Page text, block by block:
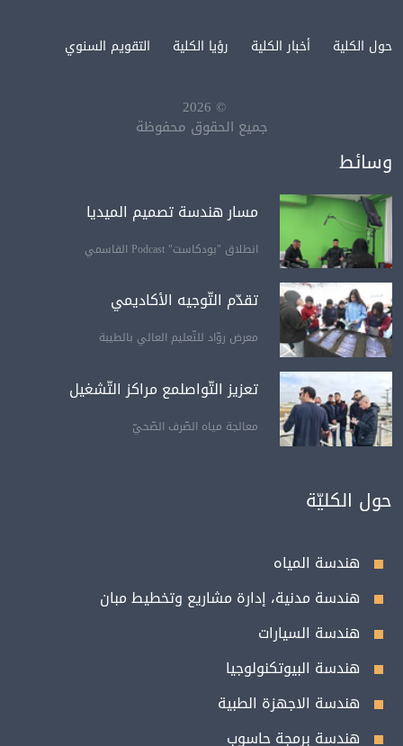
حول الكلية أخبار الكلية رؤيا الكلية التقويم السنوي
©
2026
جميع الحقوق محفوظة
وسائط
مسار هندسة تصميم الميديا
انطلاق "بودكاست" Podcast القاسمي
تقدّم التّوجيه الأكاديمي
معرض روّاد للتّعليم العالي بالطيبة
تعزيز التّواصلمع مراكز التّشغيل
معالجة مياه الصّرف الصّحيّ
حول الكليّة
هندسة المياه
هندسة مدنية، إدارة مشاريع وتخطيط مبان
هندسة السيارات
هندسة البيوتكنولوجيا
هندسة الاجهزة الطبية
هندسة برمجة حاسوب